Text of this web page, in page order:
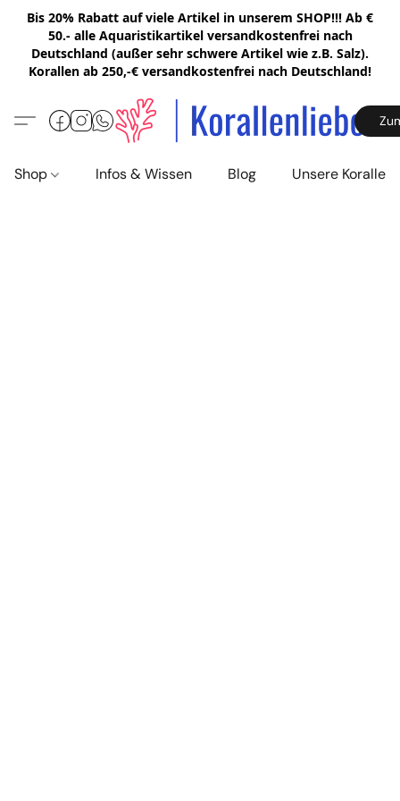
Bis 20% Rabatt auf viele Artikel in unserem SHOP!!! Ab €
50.- alle Aquaristikartikel versandkostenfrei nach
Deutschland (außer sehr schwere Artikel wie z.B. Salz).
Korallen ab 250,-€ versandkostenfrei nach Deutschland!
Shop Infos & Wissen Blog Unsere Korallen